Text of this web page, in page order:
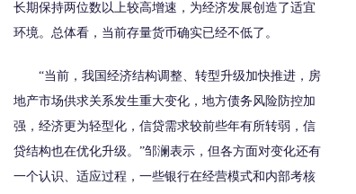
长期保持两位数以上较高增速，为经济发展创造了适宜
环境。总体看，当前存量货币确实已经不低了。
“当前，我国经济结构调整、转型升级加快推进，房
地产市场供求关系发生重大变化，地方债务风险防控加
强，经济更为轻型化，信贷需求较前些年有所转弱，信
贷结构也在优化升级。”邹澜表示，但各方面对变化还有
一个认识、适应过程，一些银行在经营模式和内部考核